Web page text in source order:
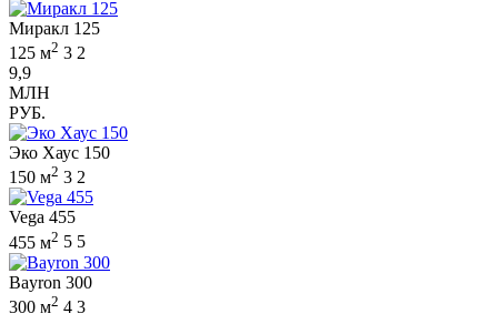
Миракл 125
125 м2 3 2
9,9
МЛН
РУБ.
Эко Хаус 150
150 м2 3 2
Vega 455
455 м2 5 5
Bayron 300
300 м2 4 3